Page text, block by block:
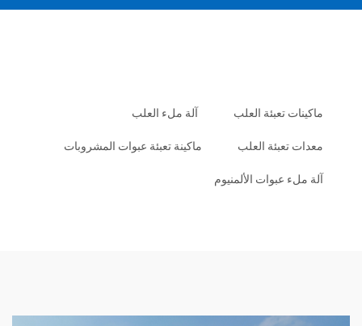
ماكينات تعبئة العلب آلة ملء العلب
معدات تعبئة العلب ماكينة تعبئة عبوات المشروبات
آلة ملء عبوات الألمنيوم